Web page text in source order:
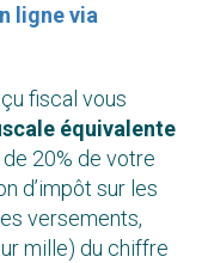
ligne via
fiscal vous
équivalente
20% de votre
d’impôt sur les
versements,
mille) du chiffre